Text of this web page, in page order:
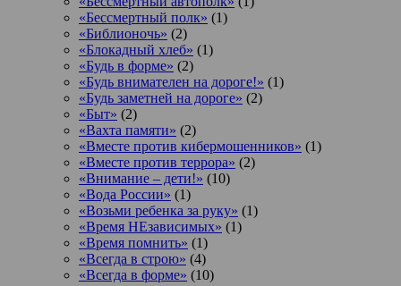
«Бессмертный полк» (1)
«Библионочь» (2)
«Блокадный хлеб» (1)
«Будь в форме» (2)
«Будь внимателен на дороге!» (1)
«Будь заметней на дороге» (2)
«Быт» (2)
«Вахта памяти» (2)
«Вместе против кибермошенников» (1)
«Вместе против террора» (2)
«Внимание – дети!» (10)
«Вода России» (1)
«Возьми ребенка за руку» (1)
«Время НЕзависимых» (1)
«Время помнить» (1)
«Всегда в строю» (4)
«Всегда в форме» (10)